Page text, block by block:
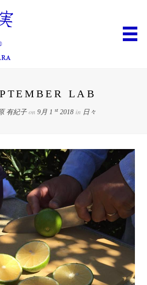
LAB
有紀子on 9月 1 st2018in 日々